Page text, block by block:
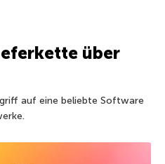
über
auf eine beliebte Software